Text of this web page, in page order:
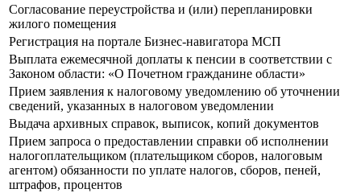
Согласование переустройства и (или) перепланировки
жилого помещения
Регистрация на портале Бизнес-навигатора МСП
Выплата ежемесячной доплаты к пенсии в соответствии с
Законом области: «О Почетном гражданине области»
Прием заявления к налоговому уведомлению об уточнении
сведений, указанных в налоговом уведомлении
Выдача архивных справок, выписок, копий документов
Прием запроса о предоставлении справки об исполнении
налогоплательщиком (плательщиком сборов, налоговым
агентом) обязанности по уплате налогов, сборов, пеней,
штрафов, процентов